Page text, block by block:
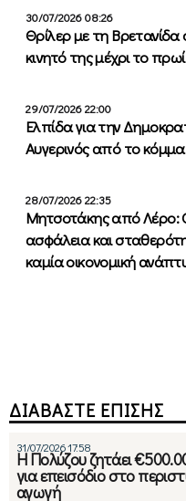
30/07/2026 08:26
Θρίλερ με τη
κινητό της μέχρι το
29/07/2026 22:00
Ελπίδα για την
Αυγερινός από το
28/07/2026 22:35
Μητσοτάκης από Λέρο:
ασφάλεια και
καμία οικονομική
ΔΙΑΒΑΣΤΕ ΕΠΙΣΗΣ
31/07/2026 17:58
Η Πολύζου ζητάει
για επεισόδιο στο
αγωγή